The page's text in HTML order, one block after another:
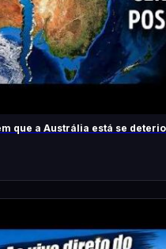
que a Austrália está se